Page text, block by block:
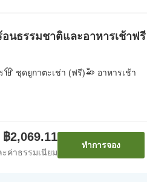
อนธรรมชาติและอาหารเช้าฟรี
ชุดยูกาตะเช่า (ฟรี)
อาหารเช้า
฿2,069.11
ค่าธรรมเนียม
ทำการจอง